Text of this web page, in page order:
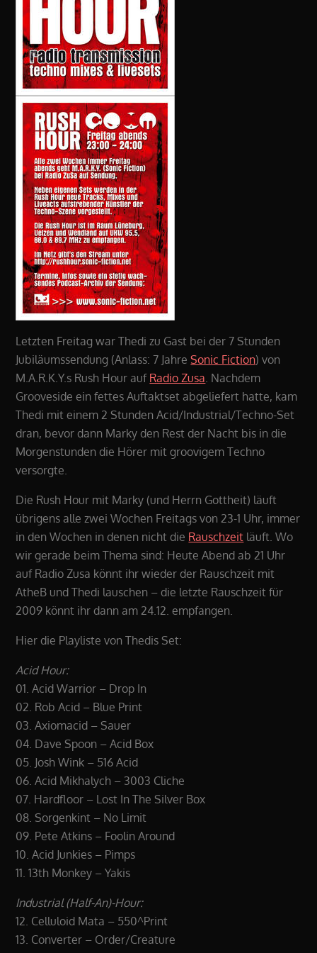
Letzten Freitag war Thedi zu Gast bei der 7 Stunden
Jubiläumssendung (Anlass: 7 JahreSonic Fiction) von
M.A.R.K.Y.s Rush Hour auf Radio Zusa . Nachdem
Grooveside ein fettes Auftaktset abgeliefert hatte, kam
Thedi mit einem 2 Stunden Acid/Industrial/Techno-Set
dran, bevor dann Marky den Rest der Nacht bis in die
Morgenstunden die Hörer mit groovigem Techno
versorgte.
Die Rush Hour mit Marky (und Herrn Gottheit) läuft
übrigens alle zwei Wochen Freitags von 23-1 Uhr, immer
in den Wochen in denen nicht die Rauschzeit läuft. Wo
wir gerade beim Thema sind: Heute Abend ab 21 Uhr
auf Radio Zusa könnt ihr wieder der Rauschzeit mit
AtheB und Thedi lauschen – die letzte Rauschzeit für
2009 könnt ihr dann am 24.12. empfangen.
Hier die Playliste von Thedis Set:
Acid Hour:
01. Acid Warrior – Drop In
02. Rob Acid – Blue Print
03. Axiomacid – Sauer
04. Dave Spoon – Acid Box
05. Josh Wink – 516 Acid
06. Acid Mikhalych – 3003 Cliche
07. Hardfloor – Lost In The Silver Box
08. Sorgenkint – No Limit
09. Pete Atkins – Foolin Around
10. Acid Junkies – Pimps
11. 13th Monkey – Yakis
Industrial (Half-An)-Hour:
12. Celluloid Mata – 550^Print
13. Converter – Order/Creature